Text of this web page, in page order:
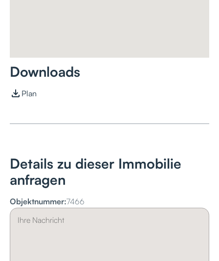
Downloads
Plan
Details zu dieser Immobilie
anfragen
Objektnummer:7466